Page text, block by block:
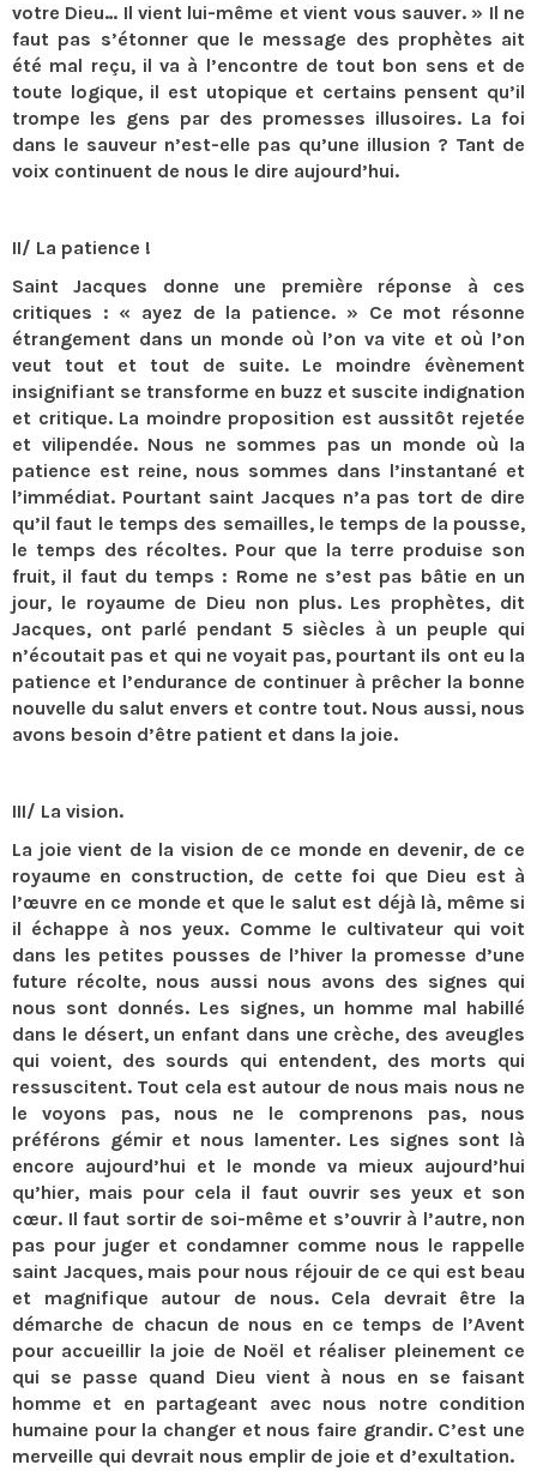
votre Dieu… Il vient lui-même et vient vous sauver. » Il ne
faut pas s’étonner que le message des prophètes ait
été mal reçu, il va à l’encontre de tout bon sens et de
toute logique, il est utopique et certains pensent qu’il
trompe les gens par des promesses illusoires. La foi
dans le sauveur n’est-elle pas qu’une illusion ? Tant de
voix continuent de nous le dire aujourd’hui.
II/ La patience !
Saint Jacques donne une première réponse à ces
critiques : « ayez de la patience. » Ce mot résonne
étrangement dans un monde où l’on va vite et où l’on
veut tout et tout de suite. Le moindre évènement
insignifiant se transforme en buzz et suscite indignation
et critique. La moindre proposition est aussitôt rejetée
et vilipendée. Nous ne sommes pas un monde où la
patience est reine, nous sommes dans l’instantané et
l’immédiat. Pourtant saint Jacques n’a pas tort de dire
qu’il faut le temps des semailles, le temps de la pousse,
le temps des récoltes. Pour que la terre produise son
fruit, il faut du temps : Rome ne s’est pas bâtie en un
jour, le royaume de Dieu non plus. Les prophètes, dit
Jacques, ont parlé pendant 5 siècles à un peuple qui
n’écoutait pas et qui ne voyait pas, pourtant ils ont eu la
patience et l’endurance de continuer à prêcher la bonne
nouvelle du salut envers et contre tout. Nous aussi, nous
avons besoin d’être patient et dans la joie.
III/ La vision.
La joie vient de la vision de ce monde en devenir, de ce
royaume en construction, de cette foi que Dieu est à
l’œuvre en ce monde et que le salut est déjà là, même si
il échappe à nos yeux. Comme le cultivateur qui voit
dans les petites pousses de l’hiver la promesse d’une
future récolte, nous aussi nous avons des signes qui
nous sont donnés. Les signes, un homme mal habillé
dans le désert, un enfant dans une crèche, des aveugles
qui voient, des sourds qui entendent, des morts qui
ressuscitent. Tout cela est autour de nous mais nous ne
le voyons pas, nous ne le comprenons pas, nous
préférons gémir et nous lamenter. Les signes sont là
encore aujourd’hui et le monde va mieux aujourd’hui
qu’hier, mais pour cela il faut ouvrir ses yeux et son
cœur. Il faut sortir de soi-même et s’ouvrir à l’autre, non
pas pour juger et condamner comme nous le rappelle
saint Jacques, mais pour nous réjouir de ce qui est beau
et magnifique autour de nous. Cela devrait être la
démarche de chacun de nous en ce temps de l’Avent
pour accueillir la joie de Noël et réaliser pleinement ce
qui se passe quand Dieu vient à nous en se faisant
homme et en partageant avec nous notre condition
humaine pour la changer et nous faire grandir. C’est une
merveille qui devrait nous emplir de joie et d’exultation.